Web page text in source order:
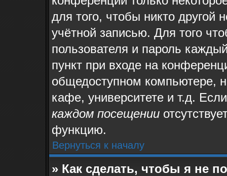
для того, чтобы никто другой
учётной записью. Для того
пользователя и пароль
пункт при входе на
общедоступном компьютере,
кафе, университете и т.д.
каждом посещении
функцию.
Вернуться к началу
» Как сделать, чтобы я не